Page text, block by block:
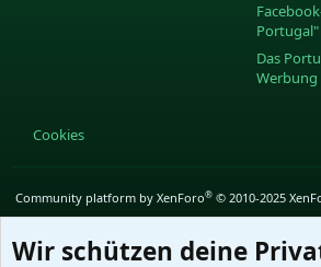
Portugal"
Das
Werbung
Cookies
Community platform by XenForo® © 2010-2025
Wir schützen deine